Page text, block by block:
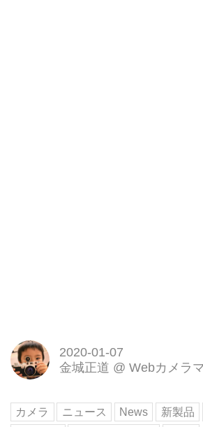
2020-01-07
金城正道 @ Webカメラ
カメラ ニュース News 新製品